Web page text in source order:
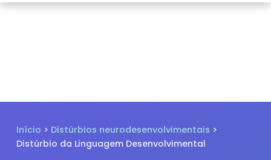
Início > Distúrbios neurodesenvolvimentais >
Distúrbio da Linguagem Desenvolvimental